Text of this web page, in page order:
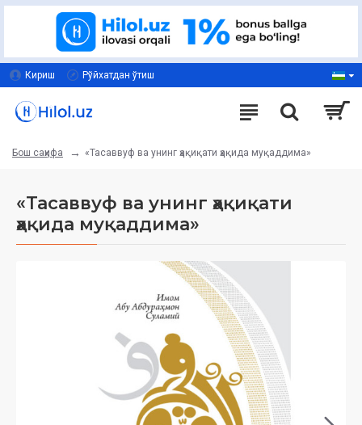
Кириш Рўйхатдан ўтиш
Бош саҳифа «Тасаввуф ва унинг ҳақиқати ҳақида муқаддима»
«Тасаввуф ва унинг ҳақиқати
ҳақида муқаддима»